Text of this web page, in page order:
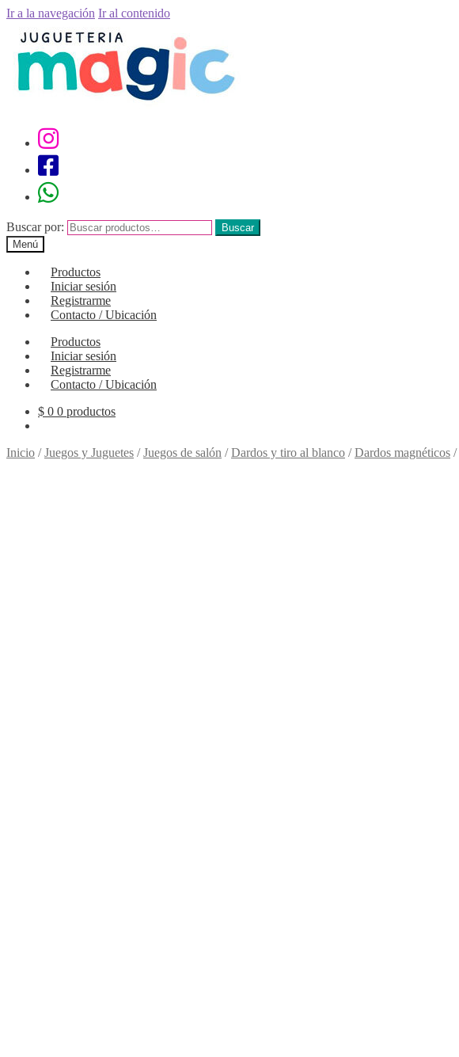
Ir a la navegación Ir al contenido
Buscar por:
Buscar
Menú
Productos
Iniciar sesión
Registrarme
Contacto / Ubicación
Productos
Iniciar sesión
Registrarme
Contacto / Ubicación
$ 0 0 productos
Inicio /Juegos y Juguetes /Juegos de salón /Dardos y tiro al blanco /Dardos magnéticos /